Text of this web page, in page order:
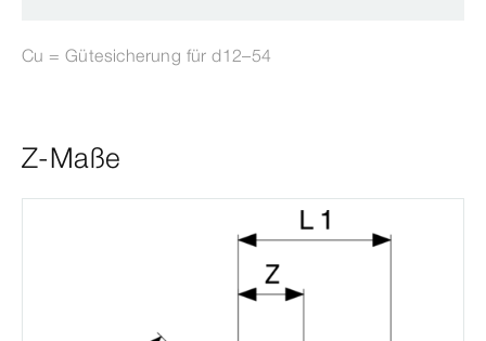
Cu = Gütesicherung für d12–54
Z-Maße